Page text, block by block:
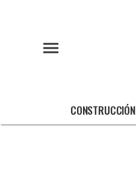
CONSTRUCCIÓN